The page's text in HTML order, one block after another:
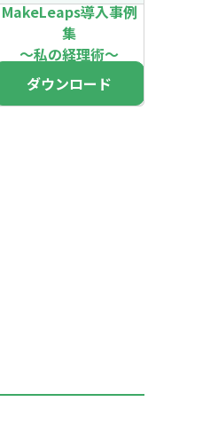
MakeLeaps導入事例
集
～私の経理術～
ダウンロード